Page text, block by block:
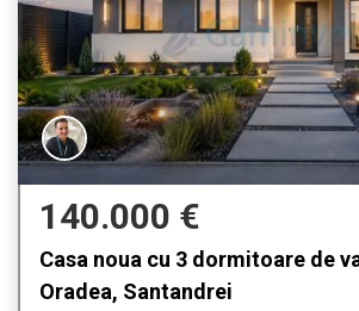
140.000 €
Casa noua cu 3 dormitoare de
Oradea, Santandrei